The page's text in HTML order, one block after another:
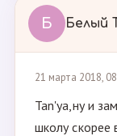
Б Белый
21 марта 2018,
Tan'ya,ну и
школу скорее